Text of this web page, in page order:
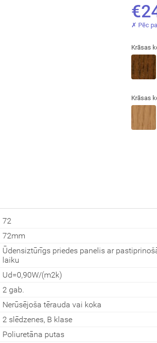
✗ Pēc
Krāsas
Krāsas
72
72mm
Ūdensiztūrīgs priedes panelis ar
laiku
Ud=0,90W/(m2k)
2 gab.
Nerūsējoša tērauda vai koka
2 slēdzenes, B klase
Poliuretāna putas
mājai
Aizvērt!